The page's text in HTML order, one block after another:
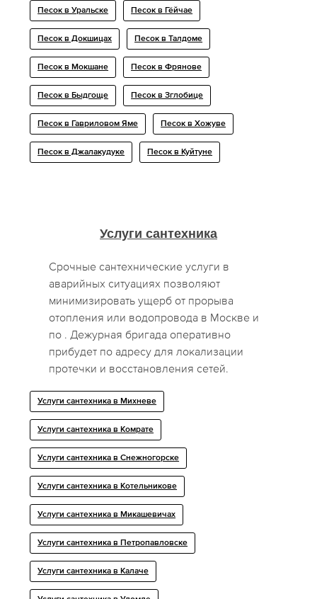
Песок в Уральске Песок в Гёйчае
Песок в Докшицах Песок в Талдоме
Песок в Мокшане Песок в Фрянове
Песок в Быдгоще Песок в Зглобице
Песок в Гавриловом Яме Песок в Хожуве
Песок в Джалакудуке Песок в Куйтуне
Услуги сантехника
Срочные сантехнические услуги в
аварийных ситуациях позволяют
минимизировать ущерб от прорыва
отопления или водопровода в Москве и
по . Дежурная бригада оперативно
прибудет по адресу для локализации
протечки и восстановления сетей.
Услуги сантехника в Михневе
Услуги сантехника в Комрате
Услуги сантехника в Снежногорске
Услуги сантехника в Котельникове
Услуги сантехника в Микашевичах
Услуги сантехника в Петропавловске
Услуги сантехника в Калаче